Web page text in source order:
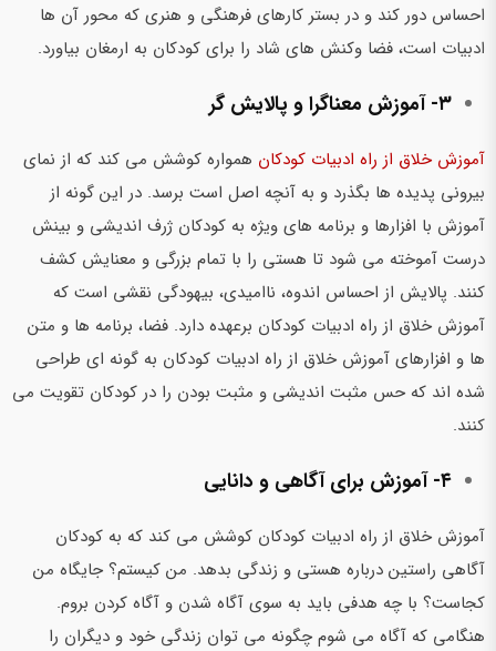
احساس دور کند و در بستر کارهای فرهنگی و هنری که محور آن ها
ادبیات است، فضا وکنش های شاد را برای کودکان به ارمغان بیاورد.
۳- آموزش معناگرا و پالایش گر
آموزش خلاق از راه ادبیات کودکان همواره کوشش می کند که از نمای
بیرونی پدیده ها بگذرد و به آنچه اصل است برسد. در این گونه از
آموزش با افزارها و برنامه های ویژه به کودکان ژرف اندیشی و بینش
درست آموخته می شود تا هستی را با تمام بزرگی و معنایش کشف
کنند. پالایش از احساس اندوه، ناامیدی،‌ بیهودگی نقشی است که
آموزش خلاق از راه ادبیات کودکان برعهده دارد. فضا،‌ برنامه ها و متن
ها و افزارهای آموزش خلاق از راه ادبیات کودکان به گونه ای طراحی
شده اند که حس مثبت اندیشی و مثبت بودن را در کودکان تقویت می
کنند.
۴- آموزش برای آگاهی و دانایی
آموزش خلاق از راه ادبیات کودکان کوشش می کند که به کودکان
آگاهی راستین درباره هستی و زندگی بدهد. من کیستم؟ جایگاه من
کجاست؟ با چه هدفی باید به سوی آگاه شدن و آگاه کردن بروم.
هنگامی که آگاه می شوم چگونه می توان زندگی خود و دیگران را